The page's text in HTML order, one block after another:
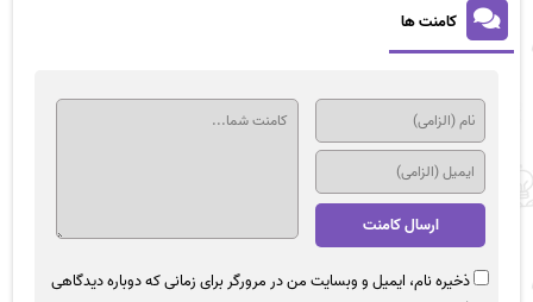
کامنت ها
ذخیره نام، ایمیل و وبسایت من در مرورگر برای زمانی که دوباره دیدگاهی